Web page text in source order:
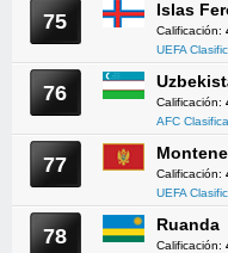
75 Islas
Calificación:
UEFA
76 Calificación:
AFC
77 Calificación:
UEFA
78 Ruanda
Calificación: